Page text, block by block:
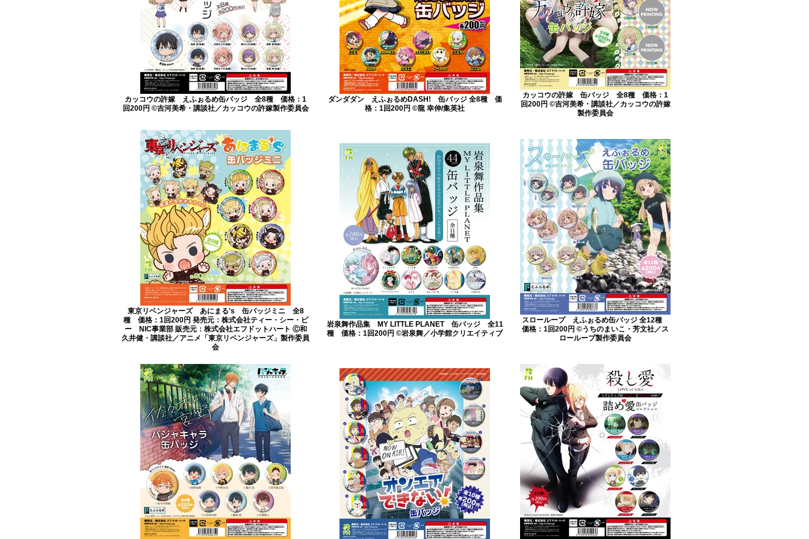
カッコウの許嫁 えふぉるめ缶バッジ 全8種 価格：1
回200円 ©吉河美希・講談社／カッコウの許嫁製作委員会
ダンダダン えふぉるめDASH! 缶バッジ 全8種 価
格：1回200円 ©龍 幸伸/集英社
カッコウの許嫁 缶バッジ 全8種 価格：1
回200円 ©吉河美希・講談社／カッコウの許嫁
製作委員会
東京リベンジャーズ あにまる's 缶バッジミニ 全8
種 価格：1回200円 発売元：株式会社ティー・シー・ピ
ー NIC事業部 販売元：株式会社エフドットハート Ⓒ和
久井健・講談社／アニメ「東京リベンジャーズ」製作委員
会
岩泉舞作品集 MY LITTLE PLANET 缶バッジ 全11
種 価格：1回200円 ©岩泉舞／小学館クリエイティブ
スローループ えふぉるめ缶バッジ 全12種
価格：1回200円 ©うちのまいこ・芳文社／ス
ローループ製作委員会